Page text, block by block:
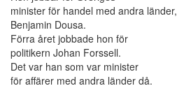
minister för handel med andra länder,
Benjamin Dousa.
Förra året jobbade hon för
politikern Johan Forssell.
Det var han som var minister
för affärer med andra länder då.